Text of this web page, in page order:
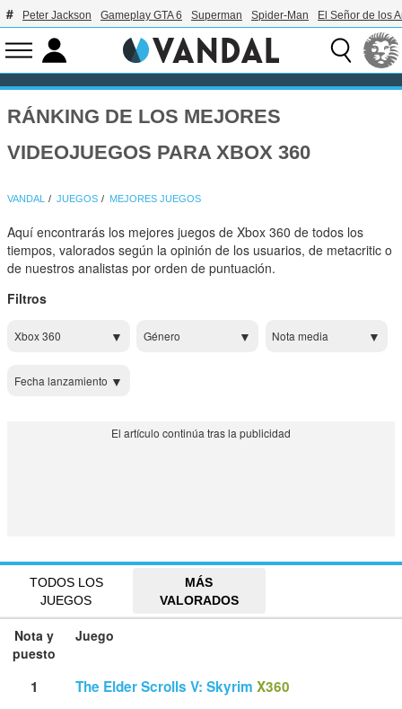
Peter Jackson Gameplay GTA 6 Superman Spider-Man El Señor de los
RÁNKING DE LOS MEJORES
VIDEOJUEGOS PARA XBOX 360
VANDAL JUEGOS MEJORES JUEGOS
Aquí encontrarás los mejores juegos de Xbox 360 de todos los
tiempos, valorados según la opinión de los usuarios, de metacritic o
de nuestros analistas por orden de puntuación.
Filtros
Xbox 360 Género Nota media
Fecha lanzamiento
TODOS LOS
JUEGOS
MÁS
VALORADOS
Nota y
puesto
Juego
1 The Elder Scrolls V: Skyrim X360